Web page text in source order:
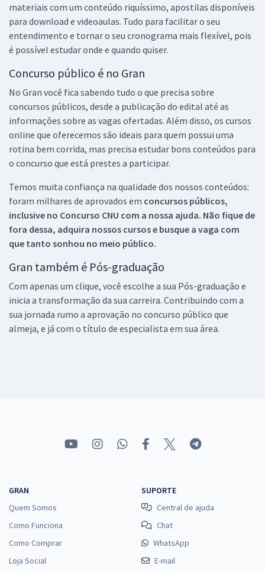
materiais com um conteúdo riquíssimo, apostilas disponíveis
para download e videoaulas. Tudo para facilitar o seu
entendimento e tornar o seu cronograma mais flexível, pois
é possível estudar onde e quando quiser.
Concurso público é no Gran
No Gran você fica sabendo tudo o que precisa sobre
concursos públicos, desde a publicação do edital até as
informações sobre as vagas ofertadas. Além disso, os cursos
online que oferecemos são ideais para quem possui uma
rotina bem corrida, mas precisa estudar bons conteúdos para
o concurso que está prestes a participar.
Temos muita confiança na qualidade dos nossos conteúdos:
foram milhares de aprovados em concursos públicos,
inclusive no Concurso CNU com a nossa ajuda. Não fique de
fora dessa, adquira nossos cursos e busque a vaga com
que tanto sonhou no meio público.
Gran também é Pós-graduação
Com apenas um clique, você escolhe a sua Pós-graduação e
inicia a transformação da sua carreira. Contribuindo com a
sua jornada rumo a aprovação no concurso público que
almeja, e já com o título de especialista em sua área.
GRAN
Quem Somos
Como Funciona
Como Comprar
Loja Social
SUPORTE
Central de ajuda
Chat
WhatsApp
E-mail